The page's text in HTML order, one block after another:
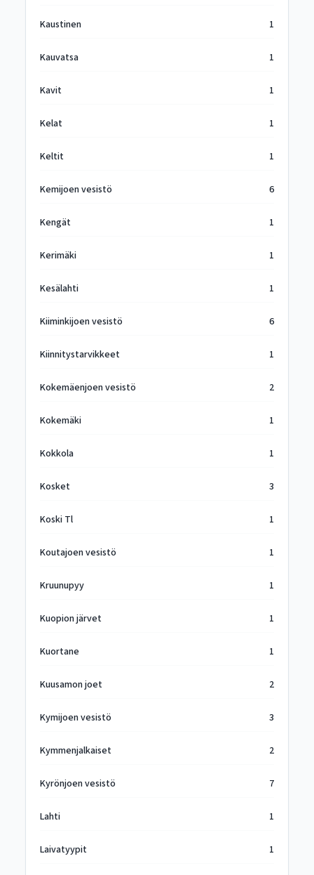
Kaustinen 1
Kauvatsa 1
Kavit 1
Kelat 1
Keltit 1
Kemijoen vesistö 6
Kengät 1
Kerimäki 1
Kesälahti 1
Kiiminkijoen vesistö 6
Kiinnitystarvikkeet 1
Kokemäenjoen vesistö 2
Kokemäki 1
Kokkola 1
Kosket 3
Koski Tl 1
Koutajoen vesistö 1
Kruunupyy 1
Kuopion järvet 1
Kuortane 1
Kuusamon joet 2
Kymijoen vesistö 3
Kymmenjalkaiset 2
Kyrönjoen vesistö 7
Lahti 1
Laivatyypit 1